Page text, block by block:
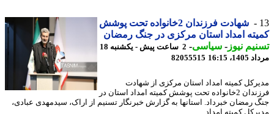
شهادت فرزندان 2خانواده تحت پوشش
امداد استان مرکزی در جنگ رمضان
نیوز-سیاسی-
2 ساعت پیش - یکشنبه 18
16:15
82055515
کمیته امداد استان مرکزی از شهادت
فرزندان 2خانواده تحت پوشش کمیته امداد استان در
رمضان خبرداد. استانها به گزارش خبرنگار تسنیم از اراک، سیدمهدی عبادی،